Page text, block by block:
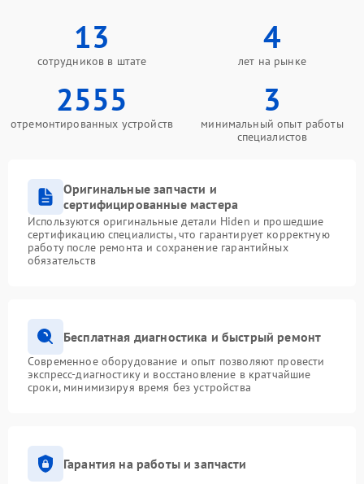
13
сотрудников в штате
4
лет на рынке
2555
отремонтированных устройств
3
минимальный опыт работы
специалистов
Оригинальные запчасти и
сертифицированные мастера
Используются оригинальные детали Hiden и прошедшие
сертификацию специалисты, что гарантирует корректную
работу после ремонта и сохранение гарантийных
обязательств
Бесплатная диагностика и быстрый ремонт
Современное оборудование и опыт позволяют провести
экспресс-диагностику и восстановление в кратчайшие
сроки, минимизируя время без устройства
Гарантия на работы и запчасти